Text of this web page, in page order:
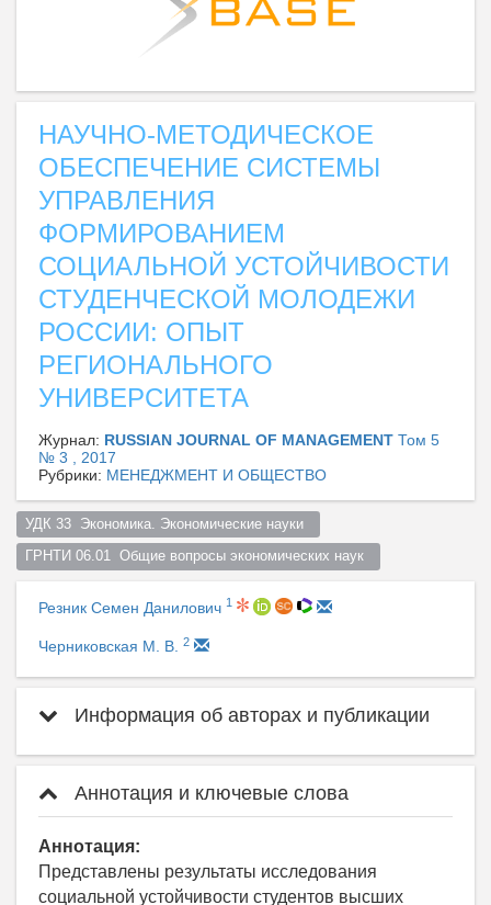
НАУЧНО-МЕТОДИЧЕСКОЕ
ОБЕСПЕЧЕНИЕ СИСТЕМЫ
УПРАВЛЕНИЯ
ФОРМИРОВАНИЕМ
СОЦИАЛЬНОЙ УСТОЙЧИВОСТИ
СТУДЕНЧЕСКОЙ МОЛОДЕЖИ
РОССИИ: ОПЫТ
РЕГИОНАЛЬНОГО
УНИВЕРСИТЕТА
Журнал: RUSSIAN JOURNAL OF MANAGEMENT Том 5
№ 3 , 2017
Рубрики: МЕНЕДЖМЕНТ И ОБЩЕСТВО
УДК 33  Экономика. Экономические науки
ГРНТИ 06.01  Общие вопросы экономических наук
Резник Семен Данилович 1
Черниковская М. В. 2
Информация об авторах и публикации
Аннотация и ключевые слова
Аннотация:
Представлены результаты исследования
социальной устойчивости студентов высших